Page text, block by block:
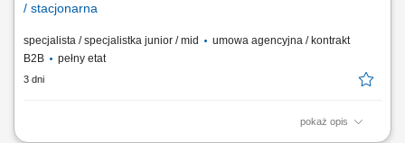
/ stacjonarna
specjalista / specjalistka junior / mid
umowa agencyjna / kontrakt
B2B
pełny etat
3 dni
pokaż opis